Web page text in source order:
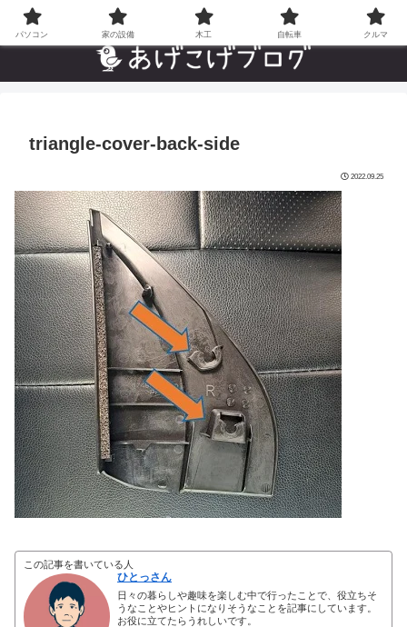
自分でやった”あんなことやこんなこと”の趣味ブログ
triangle-cover-back-side
2022.09.25
この記事を書いている人
ひとっさん
日々の暮らしや趣味を楽しむ中で行ったことで、役立ちそ
うなことやヒントになりそうなことを記事にしています。
お役に立てたらうれしいです。
パソコン 家の設備 木工 自転車 クルマ